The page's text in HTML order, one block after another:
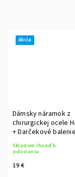
Akcia
Dámsky náramok z
chirurgickej ocele
+ Darčekové balenie
Skladom ihneď k
odoslaniu
19 €